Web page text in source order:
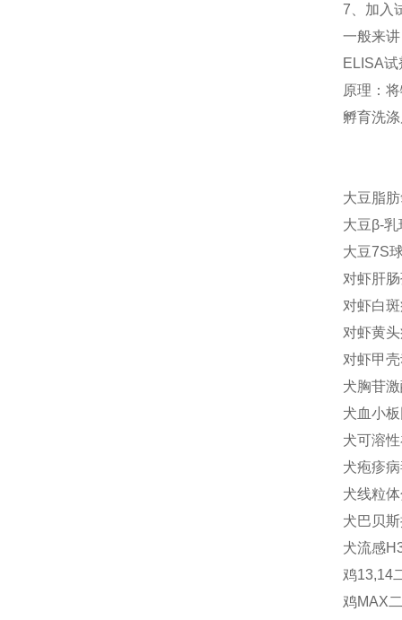
7、加入
一般来
ELISA
原理：
孵育洗
大豆脂
大豆β-
大豆7S
对虾肝
对虾白
对虾黄
对虾甲
犬胸苷
犬血小
犬可溶
犬疱疹
犬线粒
犬巴贝
犬流感
鸡13,14
鸡MAX